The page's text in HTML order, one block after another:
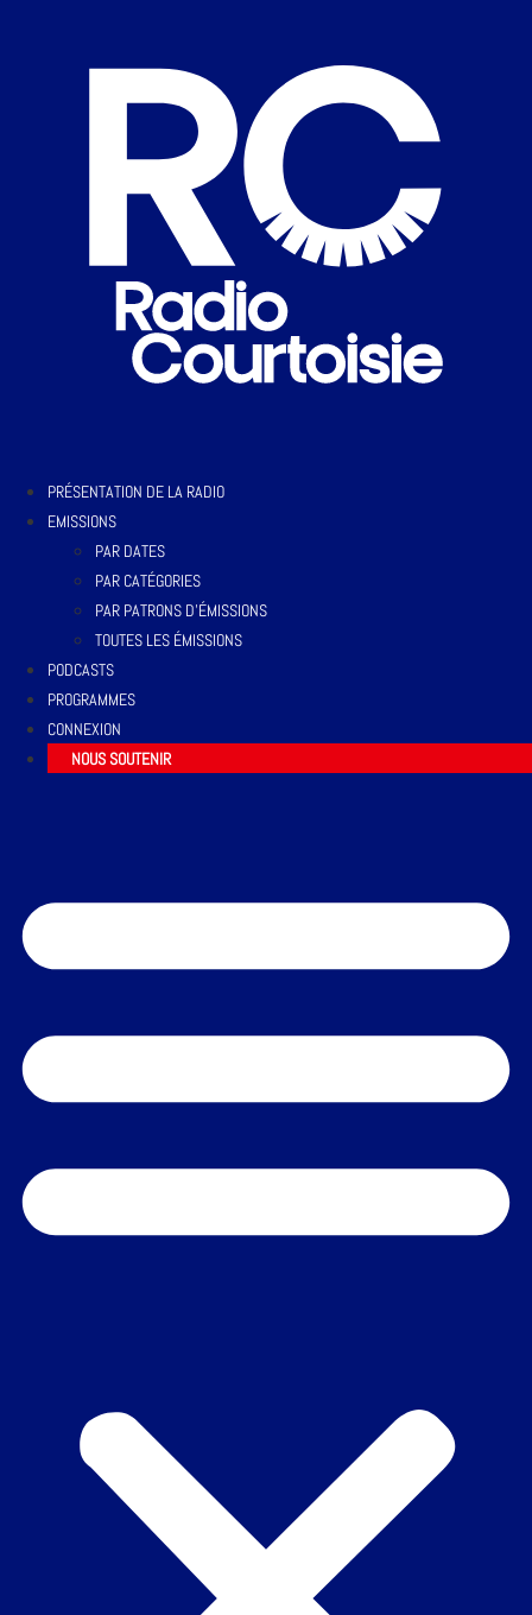
PRÉSENTATION DE LA RADIO
EMISSIONS
PAR DATES
PAR CATÉGORIES
PAR PATRONS D’ÉMISSIONS
TOUTES LES ÉMISSIONS
PODCASTS
PROGRAMMES
CONNEXION
NOUS SOUTENIR